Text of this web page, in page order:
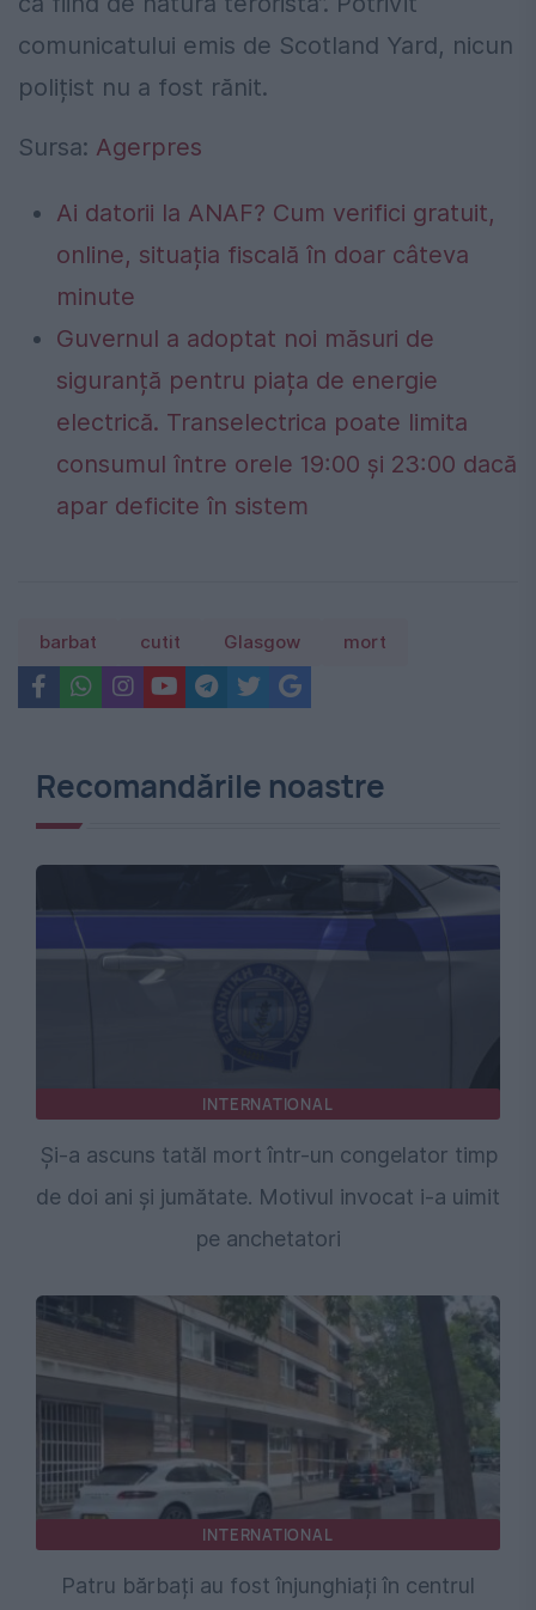
comunicatului emis de Scotland Yard, nicun
polițist nu a fost rănit.
Sursa: Agerpres
Ai datorii la ANAF? Cum verifici gratuit,
online, situația fiscală în doar câteva
minute
Guvernul a adoptat noi măsuri de
siguranță pentru piața de energie
electrică. Transelectrica poate limita
consumul între orele 19:00 și 23:00 dacă
apar deficite în sistem
barbat cutit Glasgow mort
Recomandările noastre
INTERNATIONAL
Și-a ascuns tatăl mort într-un congelator timp
de doi ani și jumătate. Motivul invocat i-a uimit
pe anchetatori
INTERNATIONAL
Patru bărbați au fost înjunghiați în centrul